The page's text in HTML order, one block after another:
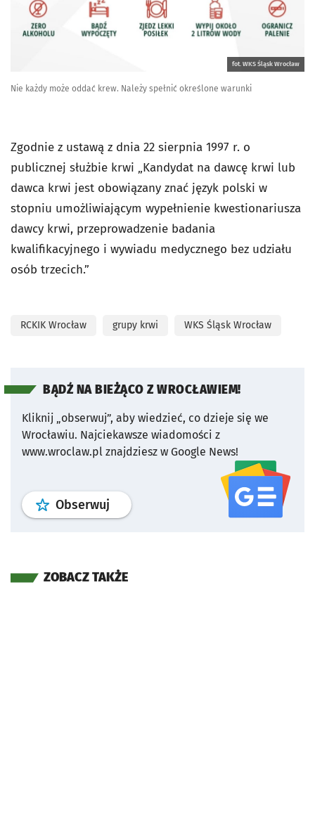
fot. WKS Śląsk Wrocław
Nie każdy może oddać krew. Należy spełnić określone warunki
Zgodnie z ustawą z dnia 22 sierpnia 1997 r. o
publicznej służbie krwi „Kandydat na dawcę krwi lub
dawca krwi jest obowiązany znać język polski w
stopniu umożliwiającym wypełnienie kwestionariusza
dawcy krwi, przeprowadzenie badania
kwalifikacyjnego i wywiadu medycznego bez udziału
osób trzecich.”
RCKIK Wrocław grupy krwi WKS Śląsk Wrocław
BĄDŹ NA BIEŻĄCO Z WROCŁAWIEM!
Kliknij „obserwuj”, aby wiedzieć, co dzieje się we
Wrocławiu. Najciekawsze wiadomości z
www.wroclaw.pl znajdziesz w Google News!
Obserwuj profil serwisu
ZOBACZ TAKŻE